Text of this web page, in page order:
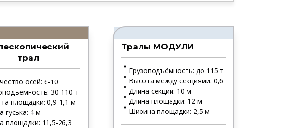
трал
осей: 6-10
30-110 т
площадки: 0,9-1,1 м
гуська: 4 м
площадки: 11,5-26,3
Тралы МОДУЛИ
Грузоподъёмность: до 115 т
Высота между секциями: 0,6
Длина секции: 10 м
Длина площадки: 12 м
Ширина площадки: 2,5 м